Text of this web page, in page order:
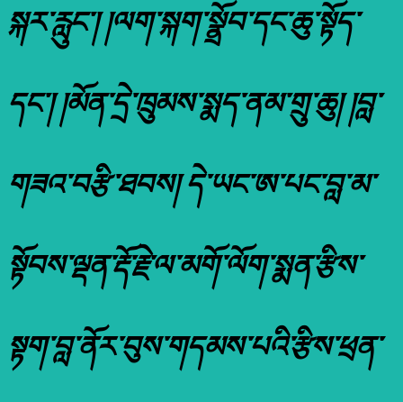
སྐར་རླུང་། །ལག་སྐག་སྣྲོབ་དང་ཆུ་སྟོད་
དང་། །མོན་དྲེ་ཁྲུམས་སྨད་ནམ་གྲུ་ཆུ། །བླ་
གཟའ་བརྩི་ཐབས། དེ་ཡང་ཨ་པང་བླ་མ་
སྟོབས་ལྡན་རྡོ་རྗེ་ལ་མགོ་ལོག་སྨན་རྩིས་
སྟག་བླ་ནོར་བུས་གདམས་པའི་རྩིས་ཕྲན་